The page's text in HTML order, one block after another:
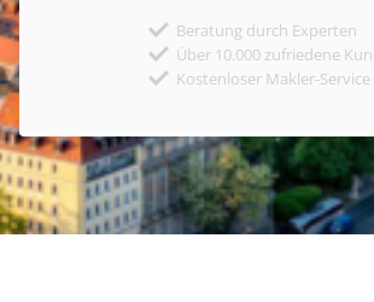
Beratung durch Experten
Über 10.000 zufriedene
Kostenloser Makler-Service